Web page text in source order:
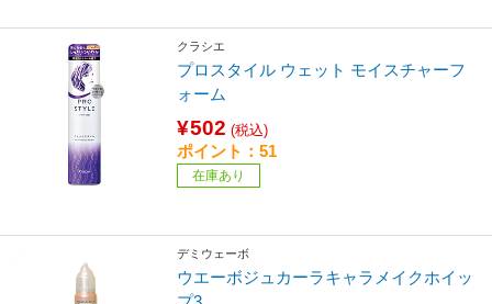
クラシエ
プロスタイル ウェット モイスチャーフ
ォーム
¥502 (税込)
ポイント：51
在庫あり
デミウェーボ
ウエーボジュカーラキャラメイクホイッ